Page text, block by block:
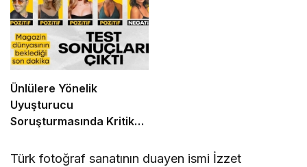
Ünlülere Yönelik
Uyuşturucu
Soruşturmasında Kritik
Açıklandı
Türk fotoğraf sanatının duayen ismi İzzet